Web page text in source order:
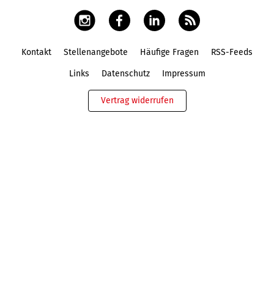
Kontakt Stellenangebote Häufige Fragen RSS-Feeds
Links Datenschutz Impressum
Vertrag widerrufen